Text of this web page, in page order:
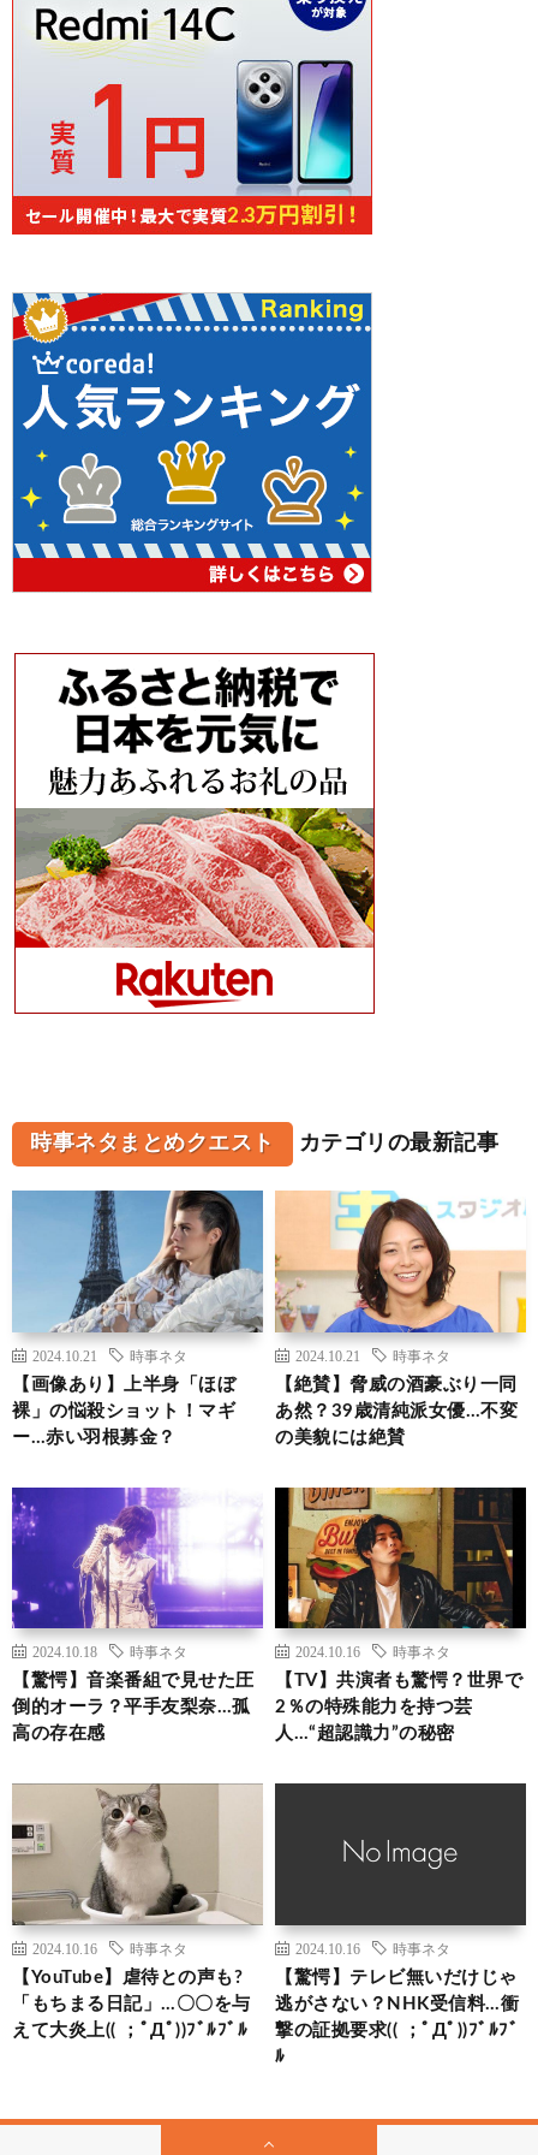
時事ネタまとめクエスト カテゴリの最新記事
2024.10.21 時事ネタ
【画像あり】上半身「ほぼ
裸」の悩殺ショット！マギ
ー…赤い羽根募金？
2024.10.21 時事ネタ
【絶賛】脅威の酒豪ぶり一同
あ然？39歳清純派女優…不変
の美貌には絶賛
2024.10.18 時事ネタ
【驚愕】音楽番組で見せた圧
倒的オーラ？平手友梨奈…孤
高の存在感
2024.10.16 時事ネタ
【TV】共演者も驚愕？世界で
2％の特殊能力を持つ芸
人…“超認識力”の秘密
2024.10.16 時事ネタ
【YouTube】虐待との声も?
「もちまる日記」…〇〇を与
えて大炎上(( ；ﾟДﾟ))ﾌﾞﾙﾌﾞﾙ
2024.10.16 時事ネタ
【驚愕】テレビ無いだけじゃ
逃がさない？NHK受信料…衝
撃の証拠要求(( ；ﾟДﾟ))ﾌﾞﾙﾌﾞ
ﾙ